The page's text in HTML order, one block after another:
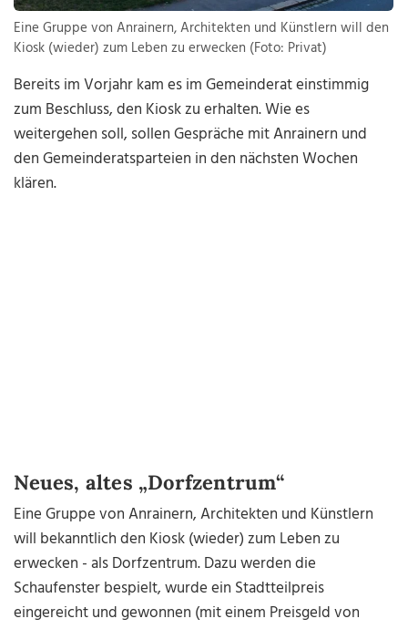
Eine Gruppe von Anrainern, Architekten und Künstlern will den
Kiosk (wieder) zum Leben zu erwecken (Foto: Privat)
Bereits im Vorjahr kam es im Gemeinderat einstimmig
zum Beschluss, den Kiosk zu erhalten. Wie es
weitergehen soll, sollen Gespräche mit Anrainern und
den Gemeinderatsparteien in den nächsten Wochen
klären.
Neues, altes „Dorfzentrum“
Eine Gruppe von Anrainern, Architekten und Künstlern
will bekanntlich den Kiosk (wieder) zum Leben zu
erwecken - als Dorfzentrum. Dazu werden die
Schaufenster bespielt, wurde ein Stadtteilpreis
eingereicht und gewonnen (mit einem Preisgeld von